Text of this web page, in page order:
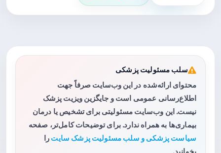
سلب مسئولیت پزشکی
محتوای ارائه‌شده در این وب‌سایت صرفاً جهت
اطلاع‌رسانی عمومی است و جایگزین ویزیت پزشک
نیست. این وب‌سایت مسئولیتی برای تشخیص یا درمان
بیماری‌ها به همراه ندارد. برای توضیحات کامل‌تر، صفحه
سیاست پزشکی و سلب مسئولیت پزشک سایت را